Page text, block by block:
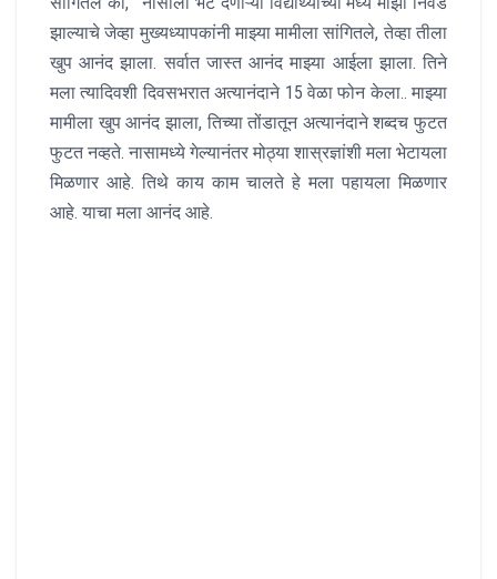
झाल्याचे जेव्हा मुख्यध्यापकांनी माझ्या मामीला सांगितले, तेव्हा तीला
खुप आनंद झाला. सर्वात जास्त आनंद माझ्या आईला झाला. तिने
मला त्यादिवशी दिवसभरात अत्यानंदाने 15 वेळा फोन केला.. माझ्या
मामीला खुप आनंद झाला, तिच्या तोंडातून अत्यानंदाने शब्दच फुटत
फुटत नव्हते. नासामध्ये गेल्यानंतर मोठ्या शास्रज्ञांशी मला भेटायला
मिळणार आहे. तिथे काय काम चालते हे मला पहायला मिळणार
आहे. याचा मला आनंद आहे.